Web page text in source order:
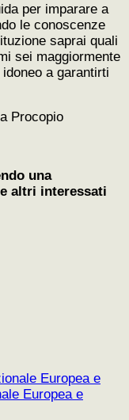
per imparare a
le conoscenze
saprai quali
sei maggiormente
a garantirti
Procopio
una
altri interessati
Europea e
Europea e